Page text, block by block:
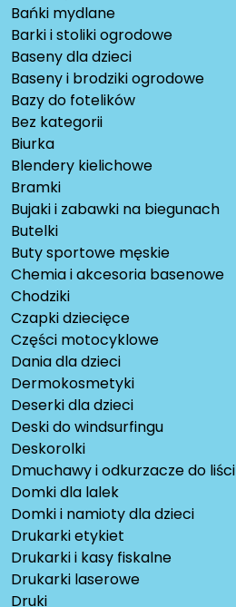
Bańki mydlane
Barki i stoliki ogrodowe
Baseny dla dzieci
Baseny i brodziki ogrodowe
Bazy do fotelików
Bez kategorii
Biurka
Blendery kielichowe
Bramki
Bujaki i zabawki na biegunach
Butelki
Buty sportowe męskie
Chemia i akcesoria basenowe
Chodziki
Czapki dziecięce
Części motocyklowe
Dania dla dzieci
Dermokosmetyki
Deserki dla dzieci
Deski do windsurfingu
Deskorolki
Dmuchawy i odkurzacze do liści
Domki dla lalek
Domki i namioty dla dzieci
Drukarki etykiet
Drukarki i kasy fiskalne
Drukarki laserowe
Druki